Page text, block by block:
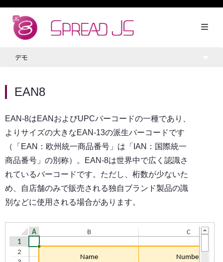
デモ
EAN8
EAN-8はEANおよびUPCバーコードの一種であり、
よりサイズの大きなEAN-13の派生バーコードです
（「EAN：欧州統一商品番号」は「IAN：国際統一
商品番号」の別称）。EAN-8は世界中で広く認識さ
れているバーコードです。ただし、桁数が少ないた
め、自店舗のみで販売される独自ブランド製品の識
別などに使用される場合があります。